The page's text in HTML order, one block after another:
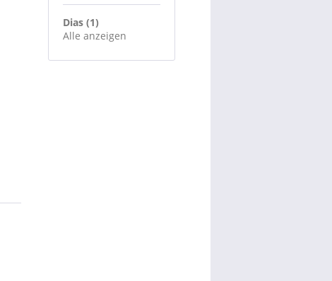
Dias (1)
Alle anzeigen